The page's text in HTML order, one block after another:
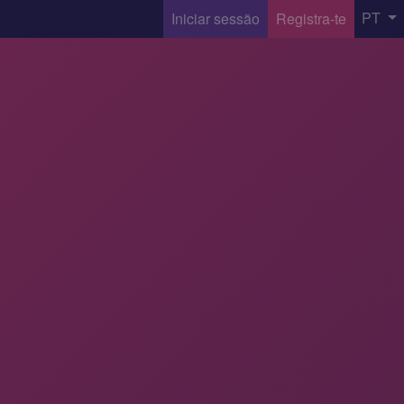
Iniciar sessão Registra-te PT